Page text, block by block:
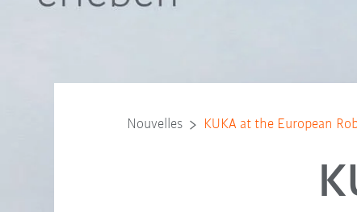
Nouvelles KUKA at the European